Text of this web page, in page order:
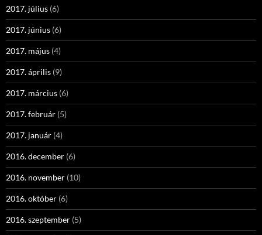
2017. július (6)
2017. június (6)
2017. május (4)
2017. április (9)
2017. március (6)
2017. február (5)
2017. január (4)
2016. december (6)
2016. november (10)
2016. október (6)
2016. szeptember (5)